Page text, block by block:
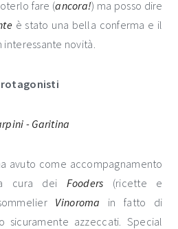
fare (ancora!) ma posso dire
è stato una bella conferma e il
interessante novità.
avuto come accompagnamento
cura dei Fooders (ricette e
Vinoroma in fatto di
sicuramente azzeccati. Special